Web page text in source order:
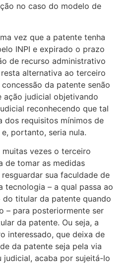
no caso do modelo de
vez que a patente tenha
INPI e expirado o prazo
de recurso administrativo
alternativa ao terceiro
da patente senão
ação judicial objetivando
reconhecendo que tal
dos requisitos mínimos de
portanto, seria nula.
vezes o terceiro
de tomar as medidas
sua faculdade de
tecnologia – a qual passa ao
titular da patente quando
– para posteriormente ser
da patente. Ou seja, a
interessado, que deixa de
da patente seja pela via
judicial, acaba por sujeitá-lo